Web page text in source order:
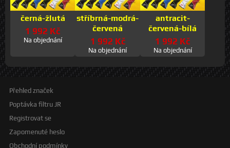
černá-žlutá
1 992 Kč
Na objednání
stříbrná-modrá-
červená
1 992 Kč
Na objednání
antracit-
červená-bílá
1 992 Kč
Na objednání
Přehled značek
Poptávka filtru JR
Registrovat se
Zapomenuté heslo
Obchodní podmínky